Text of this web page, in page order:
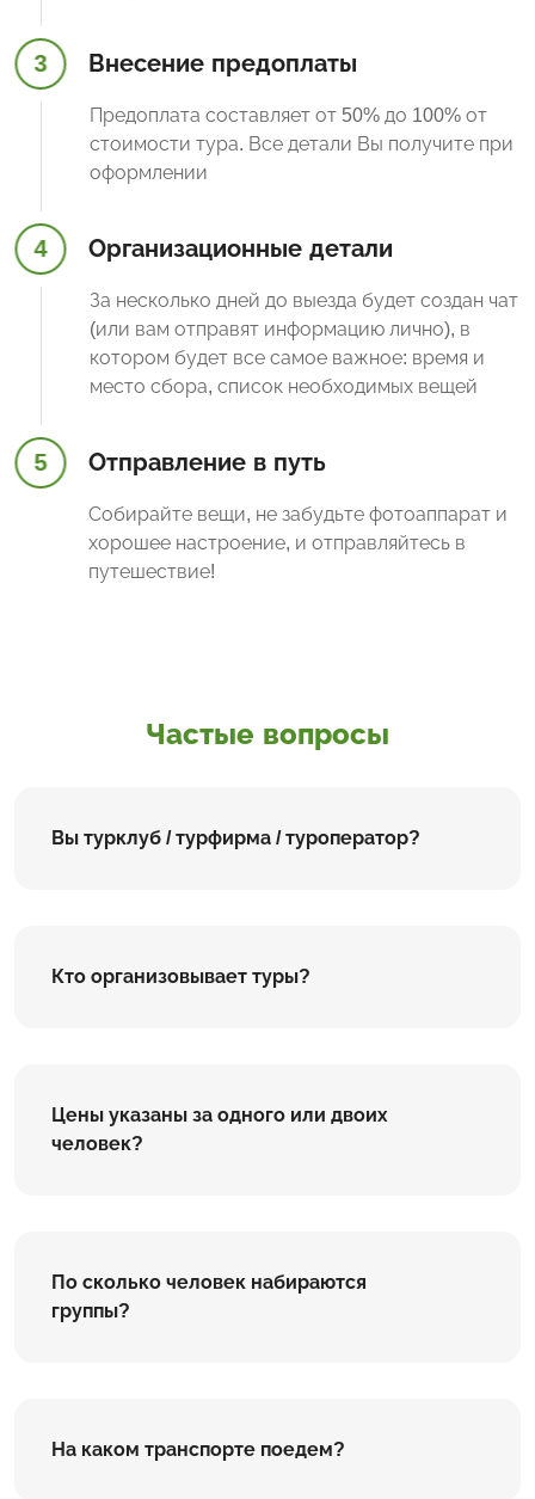
3 Внесение предоплаты
Предоплата составляет от 50% до 100% от
стоимости тура. Все детали Вы получите при
оформлении
4 Организационные детали
За несколько дней до выезда будет создан чат
(или вам отправят информацию лично), в
котором будет все самое важное: время и
место сбора, список необходимых вещей
5 Отправление в путь
Собирайте вещи, не забудьте фотоаппарат и
хорошее настроение, и отправляйтесь в
путешествие!
Частые вопросы
Вы турклуб / турфирма / туроператор?
Кто организовывает туры?
Цены указаны за одного или двоих
человек?
По сколько человек набираются
группы?
На каком транспорте поедем?